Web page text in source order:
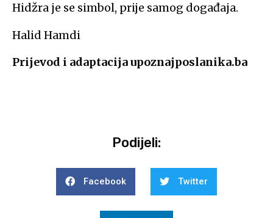
Hidžra je se simbol, prije samog događaja.
Halid Hamdi
Prijevod i adaptacija upoznajposlanika.ba
Podijeli:
Facebook Twitter